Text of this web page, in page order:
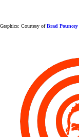
Graphics: Courtesy ofBrad Pouncey